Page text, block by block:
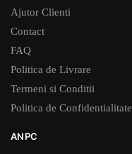
Ajutor Clienti
Contact
FAQ
Politica de Livrare
Termeni si Conditii
Politica de Confidentialitate
ANPC